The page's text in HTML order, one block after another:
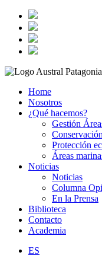
Home
Nosotros
¿Qué hacemos?
Gestión
Protección
Áreas
Noticias
Noticias
Columna
En la Prensa
Biblioteca
Contacto
Academia
ES